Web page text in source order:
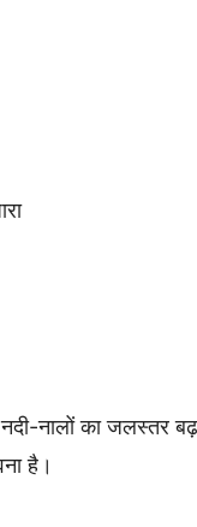
नालों का जलस्तर
है।